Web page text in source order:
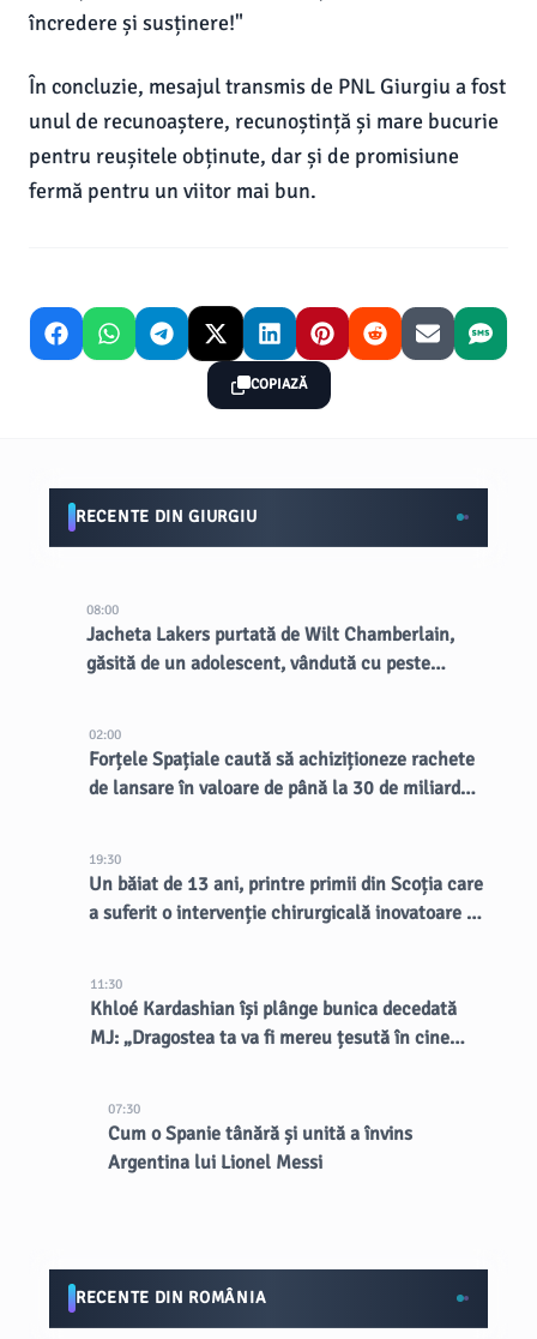
încredere și susținere!"
În concluzie, mesajul transmis de PNL Giurgiu a fost
unul de recunoaștere, recunoștință și mare bucurie
pentru reușitele obținute, dar și de promisiune
fermă pentru un viitor mai bun.
COPIAZĂ
RECENTE DIN GIURGIU
08:00
Jacheta Lakers purtată de Wilt Chamberlain,
găsită de un adolescent, vândută cu peste
02:00
Forțele Spațiale caută să achiziționeze rachete
de lansare în valoare de până la 30 de miliarde
19:30
Un băiat de 13 ani, printre primii din Scoția care
a suferit o intervenție chirurgicală inovatoare la
11:30
Khloé Kardashian își plânge bunica decedată
MJ: „Dragostea ta va fi mereu țesută în cine
07:30
Cum o Spanie tânără și unită a învins
Argentina lui Lionel Messi
RECENTE DIN ROMÂNIA